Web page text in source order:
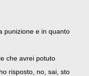
punizione e in quanto
che avrei potuto
risposto, no, sai, sto